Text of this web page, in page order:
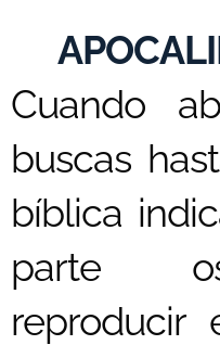
Cuando
buscas
bíblica
parte
reproducir